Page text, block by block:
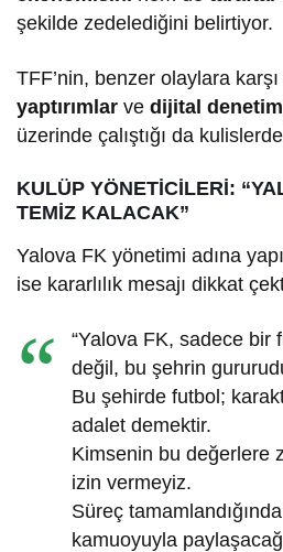
şekilde zedelediğini belirtiyor.
TFF’nin, benzer olaylara
yaptırımlar vedijital
üzerinde çalıştığı da
KULÜP YÖNETİCİLERİ:
TEMİZ KALACAK”
Yalova FK yönetimi adına
ise kararlılık mesajı dikkat
“Yalova FK, sadece bir
değil, bu şehrin
Bu şehirde futbol;
adalet demektir.
Kimsenin bu değerlere
izin vermeyiz.
Süreç
kamuoyuyla